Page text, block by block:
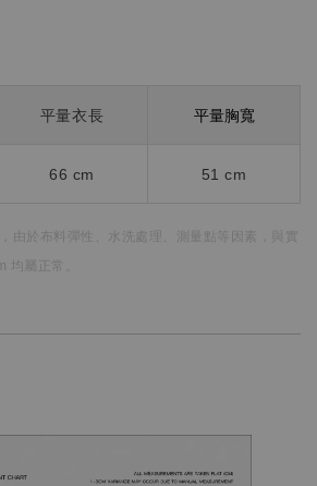
平量衣長 平量胸寬
66 cm 51 cm
由於布料彈性、水洗處理、測量點等因素，
均屬正常。